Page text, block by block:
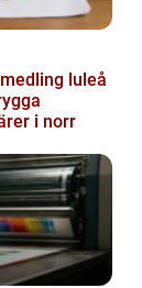
luleå
i norr